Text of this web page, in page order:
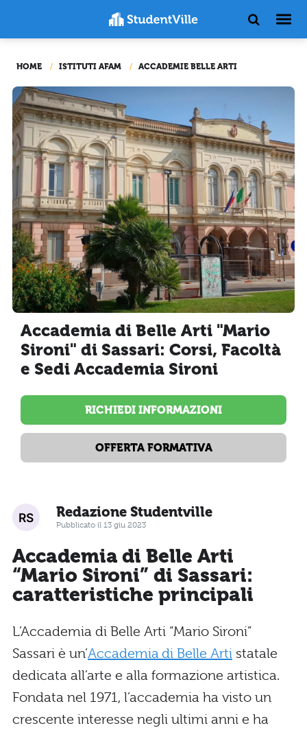
HOME ISTITUTI AFAM ACCADEMIE BELLE ARTI
Accademia di Belle Arti "Mario
Sironi" di Sassari: Corsi, Facoltà
e Sedi Accademia Sironi
RICHIEDI INFORMAZIONI
OFFERTA FORMATIVA
Redazione Studentville
Pubblicato il 13 giu 2023
Accademia di Belle Arti
“Mario Sironi” di Sassari:
caratteristiche principali
L’Accademia di Belle Arti “Mario Sironi”
Sassari è un’Accademia di Belle Arti statale
dedicata all’arte e alla formazione artistica.
Fondata nel 1971, l’accademia ha visto un
crescente interesse negli ultimi anni e ha